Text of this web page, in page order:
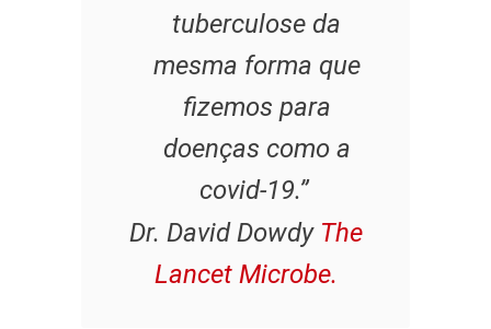
tuberculose da
mesma forma que
fizemos para
doenças como a
covid-19.”
Dr. David Dowdy The
Lancet Microbe.